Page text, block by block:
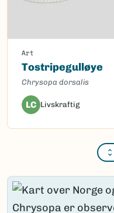
Art
Tostripegulløye
Chrysopa dorsalis
LC Livskraftig